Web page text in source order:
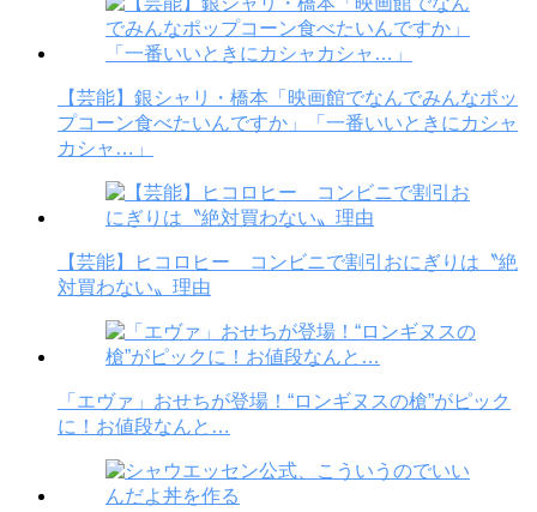
【芸能】銀シャリ・橋本「映画館でなんでみんなポッ
プコーン食べたいんですか」「一番いいときにカシャ
カシャ…」
【芸能】ヒコロヒー コンビニで割引おにぎりは〝絶
対買わない〟理由
「エヴァ」おせちが登場！“ロンギヌスの槍”がピック
に！お値段なんと…